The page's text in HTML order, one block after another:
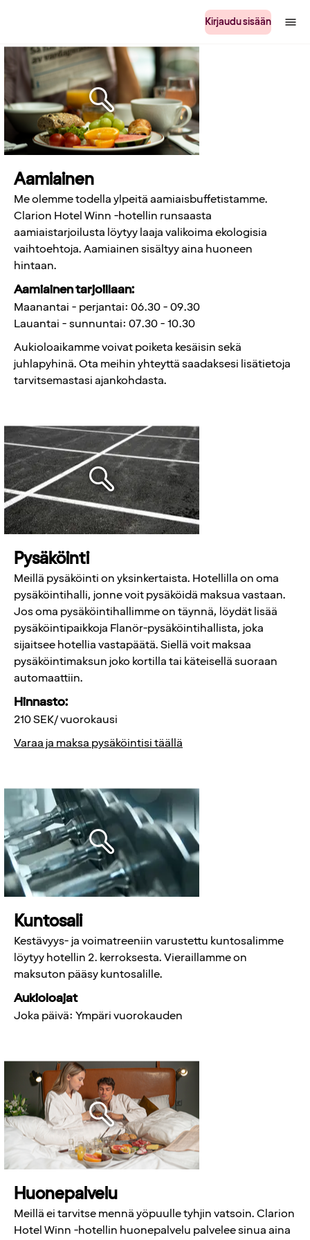
Kirjaudu sisään
Aamiainen
Me olemme todella ylpeitä aamiaisbuffetistamme.
Clarion Hotel Winn -hotellin runsaasta
aamiaistarjoilusta löytyy laaja valikoima ekologisia
vaihtoehtoja. Aamiainen sisältyy aina huoneen
hintaan.
Aamiainen tarjoillaan:
Maanantai - perjantai: 06.30 - 09.30
Lauantai - sunnuntai: 07.30 - 10.30
Aukioloaikamme voivat poiketa kesäisin sekä
juhlapyhinä. Ota meihin yhteyttä saadaksesi lisätietoja
tarvitsemastasi ajankohdasta.
Pysäköinti
Meillä pysäköinti on yksinkertaista. Hotellilla on oma
pysäköintihalli, jonne voit pysäköidä maksua vastaan.
Jos oma pysäköintihallimme on täynnä, löydät lisää
pysäköintipaikkoja Flanör-pysäköintihallista, joka
sijaitsee hotellia vastapäätä. Siellä voit maksaa
pysäköintimaksun joko kortilla tai käteisellä suoraan
automaattiin.
Hinnasto:
210 SEK/ vuorokausi
Varaa ja maksa pysäköintisi täällä
Kuntosali
Kestävyys- ja voimatreeniin varustettu kuntosalimme
löytyy hotellin 2. kerroksesta. Vieraillamme on
maksuton pääsy kuntosalille.
Aukioloajat
Joka päivä: Ympäri vuorokauden
Huonepalvelu
Meillä ei tarvitse mennä yöpuulle tyhjin vatsoin. Clarion
Hotel Winn -hotellin huonepalvelu palvelee sinua aina